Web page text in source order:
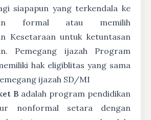
siapapun yang terkendala ke
formal atau memilih
Kesetaraan untuk ketuntasan
Pemegang ijazah Program
hak eligiblitas yang sama
ijazah SD/MI
B adalah program pendidikan
nonformal setara dengan